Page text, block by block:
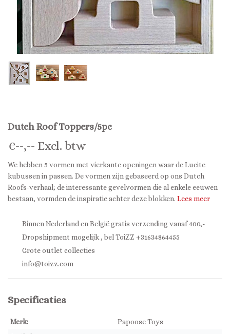
Dutch Roof Toppers/5pc
€--,-- Excl. btw
We hebben 5 vormen met vierkante openingen waar de Lucite
kubussen in passen. De vormen zijn gebaseerd op ons Dutch
Roofs-verhaal; de interessante gevelvormen die al enkele eeuwen
bestaan, vormden de inspiratie achter deze blokken. Lees meer
Binnen Nederland en België gratis verzending vanaf 400,-
Dropshipment mogelijk , bel ToiZZ +31634864455
Grote outlet collecties
info@toizz.com
Specificaties
Merk:
Papoose Toys